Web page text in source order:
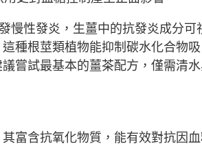
慢性發炎，生薑中的抗發炎成分可
種根莖類植物能抑制碳水化合物吸
嘗試最基本的薑茶配方，僅需清
富含抗氧化物質，能有效對抗因